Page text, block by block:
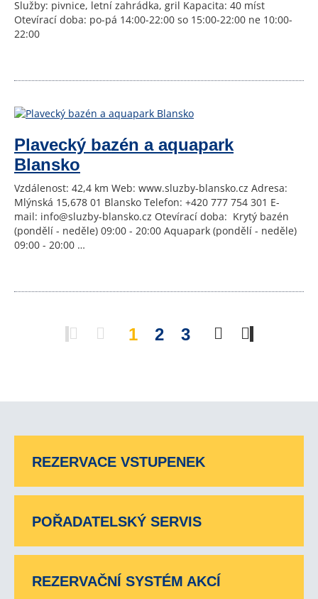
Služby: pivnice, letní zahrádka, gril Kapacita: 40 míst
Otevírací doba: po-pá 14:00-22:00 so 15:00-22:00 ne 10:00-
22:00
Plavecký bazén a aquapark
Blansko
Vzdálenost: 42,4 km Web: www.sluzby-blansko.cz Adresa:
Mlýnská 15,678 01 Blansko Telefon: +420 777 754 301 E-
mail: info@sluzby-blansko.cz Otevírací doba: Krytý bazén
(pondělí - neděle) 09:00 - 20:00 Aquapark (pondělí - neděle)
09:00 - 20:00 …
1 2 3
REZERVACE VSTUPENEK
POŘADATELSKÝ SERVIS
REZERVAČNÍ SYSTÉM AKCÍ